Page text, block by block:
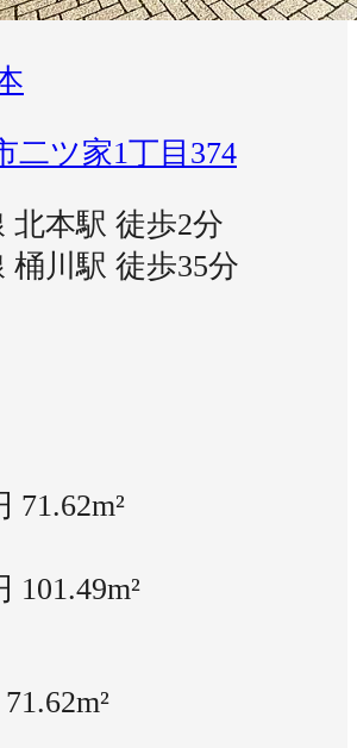
二ツ家1丁目374
北本駅 徒歩2分
桶川駅 徒歩35分
71.62m²
101.49m²
71.62m²